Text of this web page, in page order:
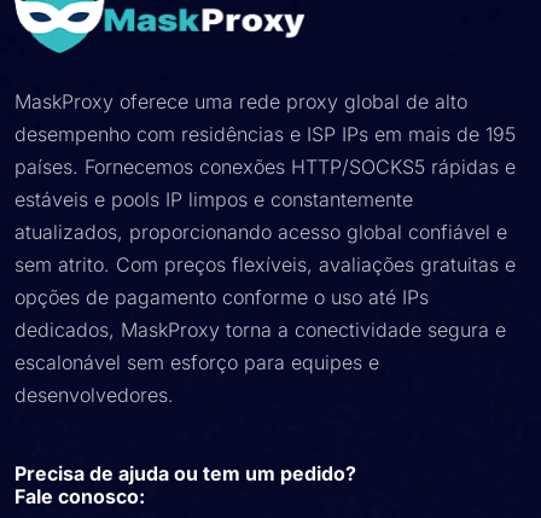
MaskProxy oferece uma rede proxy global de alto
desempenho com residências e ISP IPs em mais de 195
países. Fornecemos conexões HTTP/SOCKS5 rápidas e
estáveis ​​e pools IP limpos e constantemente
atualizados, proporcionando acesso global confiável e
sem atrito. Com preços flexíveis, avaliações gratuitas e
opções de pagamento conforme o uso até IPs
dedicados, MaskProxy torna a conectividade segura e
escalonável sem esforço para equipes e
desenvolvedores.
Precisa de ajuda ou tem um pedido?
Fale conosco: